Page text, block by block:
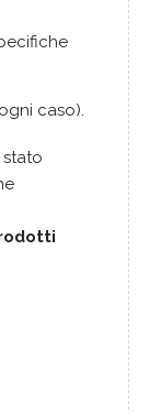
caso).